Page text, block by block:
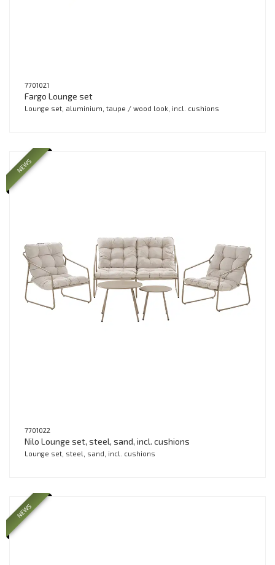
7701021
Fargo Lounge set
Lounge set, aluminium, taupe / wood look, incl. cushions
NEWS
7701022
Nilo Lounge set, steel, sand, incl. cushions
Lounge set, steel, sand, incl. cushions
NEWS